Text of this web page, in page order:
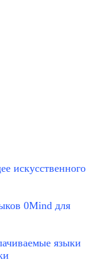
искусственного
0Mind для
языки